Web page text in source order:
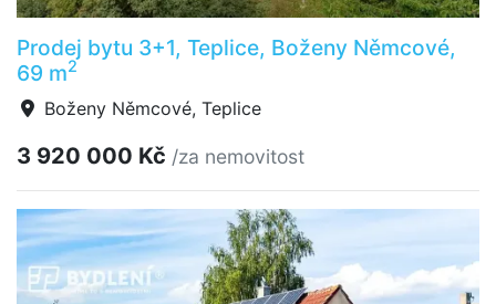
Prodej bytu 3+1, Teplice, Boženy Němcové,
69 m2
Boženy Němcové, Teplice
3 920 000 Kč /za nemovitost